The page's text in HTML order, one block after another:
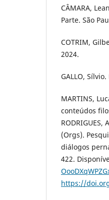
CÂMARA,
Parte. São
COTRIM,
2024.
GALLO,
MARTINS,
conteúdos
RODRIGUES,
(Orgs).
diálogos
422.
https://